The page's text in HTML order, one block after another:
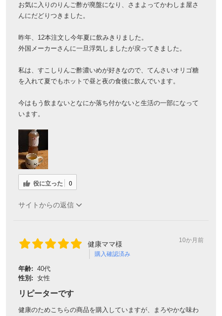
お気に入りのりんご酢が廃盤になり、さまよってかわしま屋さ
んにだどりつきました。
昨年、12本注文し今年夏に飲みきりました。
外国メーカーさんに一旦浮気しましたが戻ってきました。
私は、すこしりんご酢濃いめが好きなので、てんさいオリゴ糖
を入れて夏でもホットで昼と夜の食後に飲んでいます。
今はもう飲まないとなにか落ち付かないと生活の一部になって
います。
役に立った 0
サイトからの返信
健康ママ様
購入確認済み
10か月前
年齢: 40代
性別: 女性
リピーターです
健康のためこちらの商品を購入していますが、まろやかな味わ